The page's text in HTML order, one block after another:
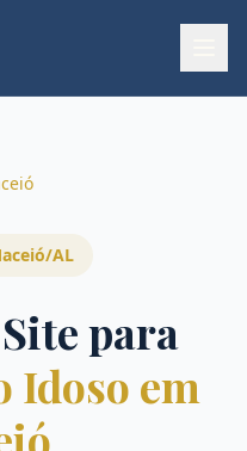
/AL
para
Idoso em